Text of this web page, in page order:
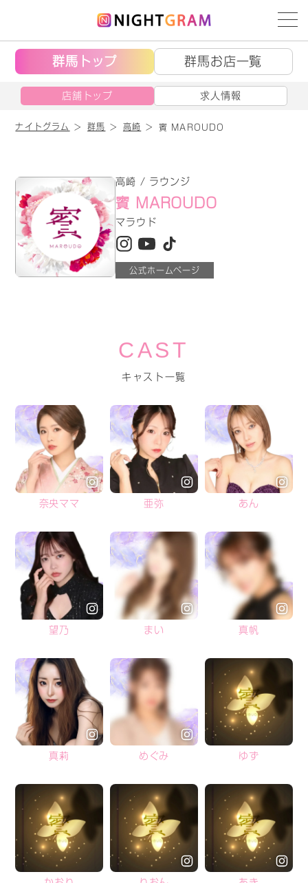
群馬トップ 群馬お店一覧
店舗トップ 求人情報
ナイトグラム 群馬 高崎 賓 MAROUDO
高崎 / ラウンジ
賓 MAROUDO
マラウド
公式ホームページ
CAST
キャスト一覧
奈央ママ 亜弥 あん
望乃 まい 真帆
真莉 めぐみ ゆず